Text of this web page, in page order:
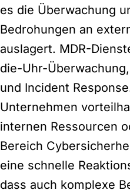
es die Überwachung
Bedrohungen an
auslagert. MDR-
die-Uhr-
und Incident
Unternehmen
internen Ressourcen
Bereich
eine schnelle
dass auch komplexe